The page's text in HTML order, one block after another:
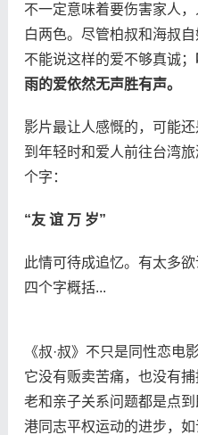
不一定意味着要伤害家人
白两色。尽管柏叔和海叔
不能说这样的爱不够真诚；
雨的爱依然无声胜有声。
影片最让人感慨的，可能
到年轻时和爱人前往台湾
个字：
“友 谊 万 岁”
此情可待成追忆。有太多
四个字概括...
《叔·叔》不只是同性恋电影
它没有贩卖苦痛，也没有
老和亲子关系问题都是点
港同志平权运动的进步，